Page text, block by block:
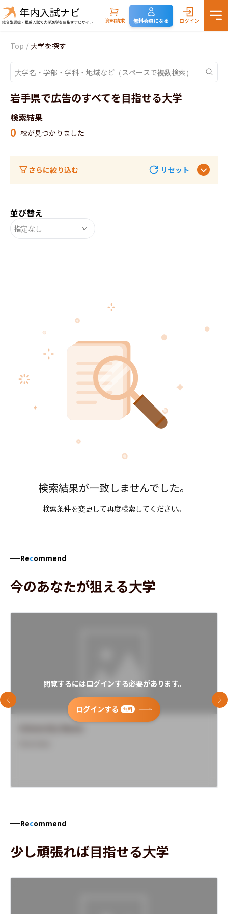
資料請求 無料会員になる ログイン
Top / 大学を探す
岩手県で広告のすべてを目指せる大学
検索結果
0 校が見つかりました
さらに絞り込む リセット
並び替え
指定なし
検索結果が一致しませんでした。
検索条件を変更して再度検索してください。
Recommend
今のあなたが狙える大学
閲覧するにはログインする必要があります。
ログインする 無料
前のスライド 次
Recommend
少し頑張れば目指せる大学